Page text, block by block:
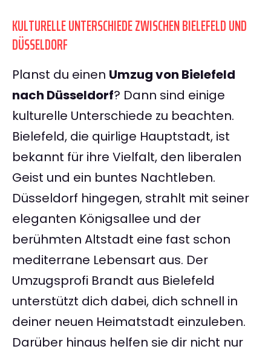
KULTURELLE UNTERSCHIEDE ZWISCHEN BIELEFELD UND
DÜSSELDORF
Planst du einen Umzug von Bielefeld
nach Düsseldorf? Dann sind einige
kulturelle Unterschiede zu beachten.
Bielefeld, die quirlige Hauptstadt, ist
bekannt für ihre Vielfalt, den liberalen
Geist und ein buntes Nachtleben.
Düsseldorf hingegen, strahlt mit seiner
eleganten Königsallee und der
berühmten Altstadt eine fast schon
mediterrane Lebensart aus. Der
Umzugsprofi Brandt aus Bielefeld
unterstützt dich dabei, dich schnell in
deiner neuen Heimatstadt einzuleben.
Darüber hinaus helfen sie dir nicht nur